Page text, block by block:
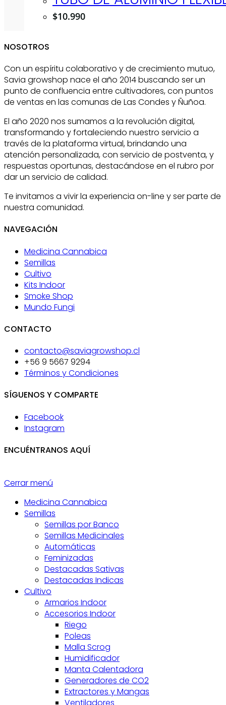
$10.990
NOSOTROS
Con un espíritu colaborativo y de crecimiento mutuo,
Savia growshop nace el año 2014 buscando ser un
punto de confluencia entre cultivadores, con puntos
de ventas en las comunas de Las Condes y Ñuñoa.
El año 2020 nos sumamos a la revolución digital,
transformando y fortaleciendo nuestro servicio a
través de la plataforma virtual, brindando una
atención personalizada, con servicio de postventa, y
respuestas oportunas, destacándose en el rubro por
dar un servicio de calidad.
Te invitamos a vivir la experiencia on-line y ser parte de
nuestra comunidad.
NAVEGACIÓN
Medicina Cannabica
Semillas
Cultivo
Kits Indoor
Smoke Shop
Mundo Fungi
CONTACTO
contacto@saviagrowshop.cl
+56 9 5667 9294
Términos y Condiciones
SÍGUENOS Y COMPARTE
Facebook
Instagram
ENCUÉNTRANOS AQUÍ
Cerrar menú
Medicina Cannabica
Semillas
Semillas por Banco
Semillas Medicinales
Automáticas
Feminizadas
Destacadas Sativas
Destacadas Indicas
Cultivo
Armarios Indoor
Accesorios Indoor
Riego
Poleas
Malla Scrog
Humidificador
Manta Calentadora
Generadores de CO2
Extractores y Mangas